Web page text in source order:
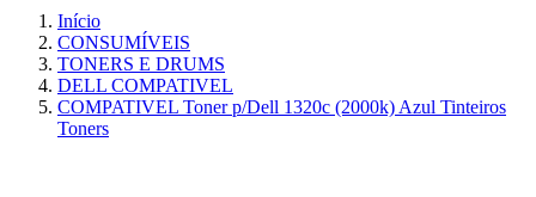
Início
CONSUMÍVEIS
TONERS E DRUMS
DELL COMPATIVEL
COMPATIVEL Toner p/Dell 1320c (2000k) Azul Tinteiros
Toners